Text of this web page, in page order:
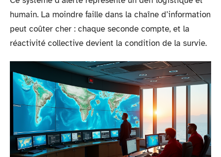
humain. La moindre faille dans la chaîne d’information
peut coûter cher : chaque seconde compte, et la
réactivité collective devient la condition de la survie.